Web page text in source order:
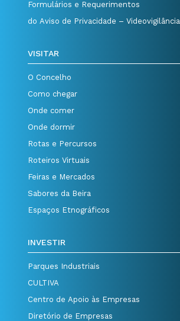
Formulários e Requerimentos
do Aviso de Privacidade – Videovigilância
VISITAR
O Concelho
Como chegar
Onde comer
Onde dormir
Rotas e Percursos
Roteiros Virtuais
Feiras e Mercados
Sabores da Beira
Espaços Etnográficos
INVESTIR
Parques Industriais
CULTIVA
Centro de Apoio às Empresas
Diretório de Empresas